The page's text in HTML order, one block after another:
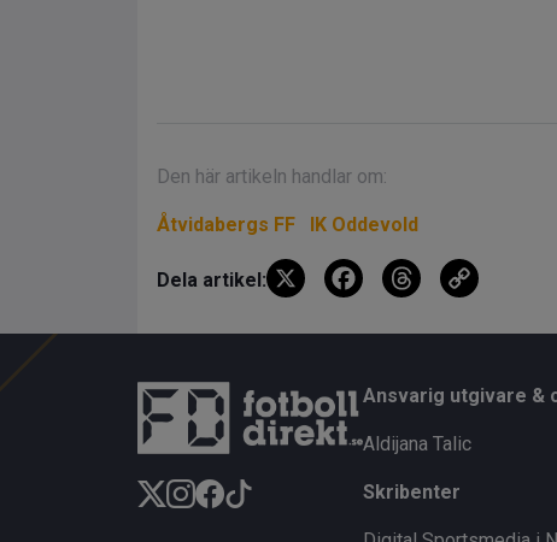
Den här artikeln handlar om:
Åtvidabergs FF IK Oddevold
Dela artikel: X
F
b
o
k
T
a
d
Li
Ansvarig utgivare &
Aldijana Talic
Skribenter